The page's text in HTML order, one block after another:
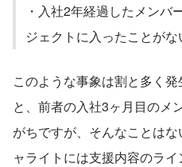
・入社2年経過したメンバ
ジェクトに入ったことがな
このような事象は割と多く
と、前者の入社3ヶ月目のメ
がちですが、そんなことは
ャライトには支援内容のラ